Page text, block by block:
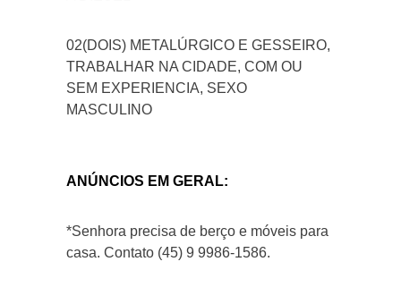
02(DOIS) METALÚRGICO E GESSEIRO,
TRABALHAR NA CIDADE, COM OU
SEM EXPERIENCIA, SEXO
MASCULINO
ANÚNCIOS EM GERAL:
*Senhora precisa de berço e móveis para
casa. Contato (45) 9 9986-1586.